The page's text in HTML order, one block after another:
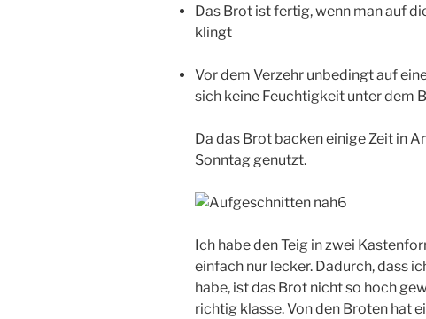
Das Brot ist fertig, wenn man auf
klingt
Vor dem Verzehr unbedingt auf
sich keine Feuchtigkeit unter dem
Da das Brot backen einige Zeit in
Sonntag genutzt.
Ich habe den Teig in zwei
einfach nur lecker. Dadurch, dass
habe, ist das Brot nicht so hoch
richtig klasse. Von den Broten hat